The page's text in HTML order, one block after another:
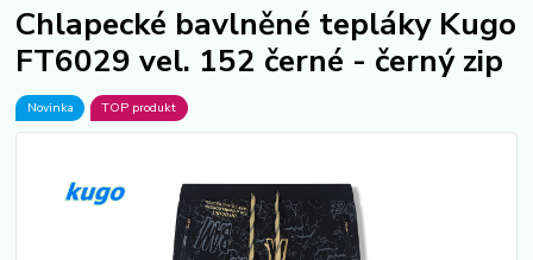
Chlapecké bavlněné tepláky Kugo
FT6029 vel. 152 černé - černý zip
Novinka TOP produkt